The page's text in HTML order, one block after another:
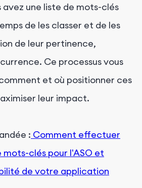
avez une liste de mots-clés
de les classer et de les
de leur pertinence,
Ce processus vous
et où positionner ces
leur impact.
: Comment effectuer
clés pour l'ASO et
de votre application